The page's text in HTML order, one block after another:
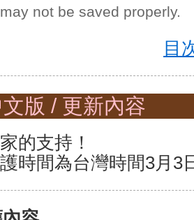
not be saved properly.
目
版 / 更新內容
的支持！
時間為台灣時間3月3